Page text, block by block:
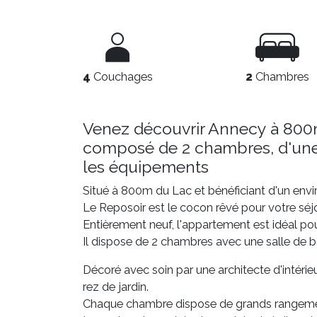
4 Couchages 2 Chambres
Venez découvrir Annecy à
composé de 2 chambres,
les équipements
Situé à 800m du Lac et bénéficiant d'un
Le Reposoir est le cocon rêvé pour votre
Entièrement neuf, l'appartement est idéal
Il dispose de 2 chambres avec une salle de
Décoré avec soin par une architecte
rez de jardin.
Chaque chambre dispose de grands